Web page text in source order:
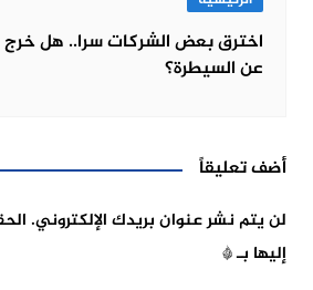
اخترق بعض الشركات سرا.. هل خرج
عن السيطرة؟
أضف تعليقاً
لن يتم نشر عنوان بريدك الإلكتروني.
إليها بـ*